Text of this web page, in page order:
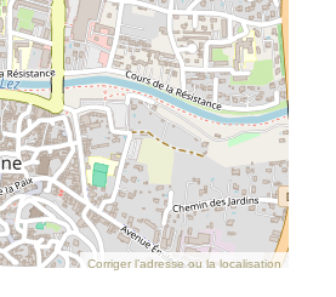
Corriger l’adresse ou la localisation